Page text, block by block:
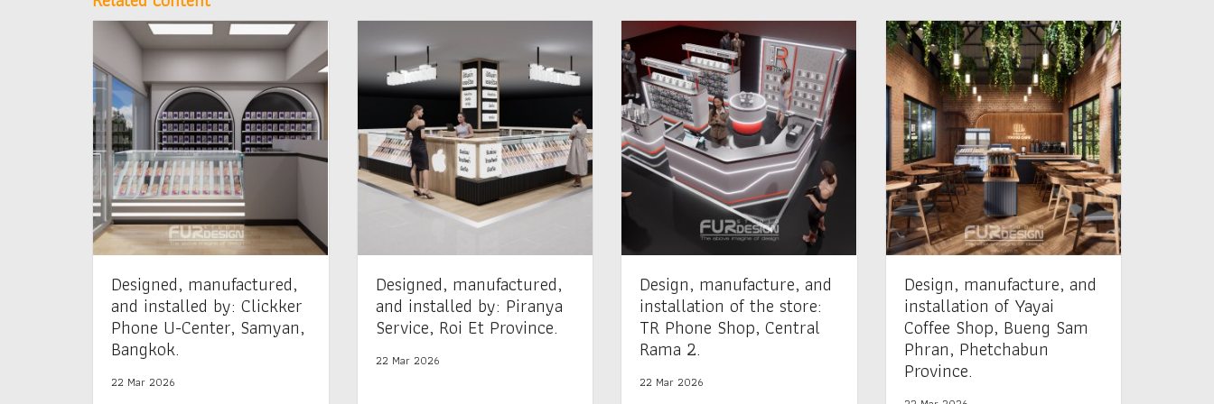
Designed, manufactured,
and installed by: Clickker
Phone U-Center, Samyan,
Bangkok.
22 Mar 2026
Designed, manufactured,
and installed by: Piranya
Service, Roi Et Province.
22 Mar 2026
Design, manufacture, and
installation of the store:
TR Phone Shop, Central
Rama 2.
22 Mar 2026
Design, manufacture, and
installation of Yayai
Coffee Shop, Bueng Sam
Phran, Phetchabun
Province.